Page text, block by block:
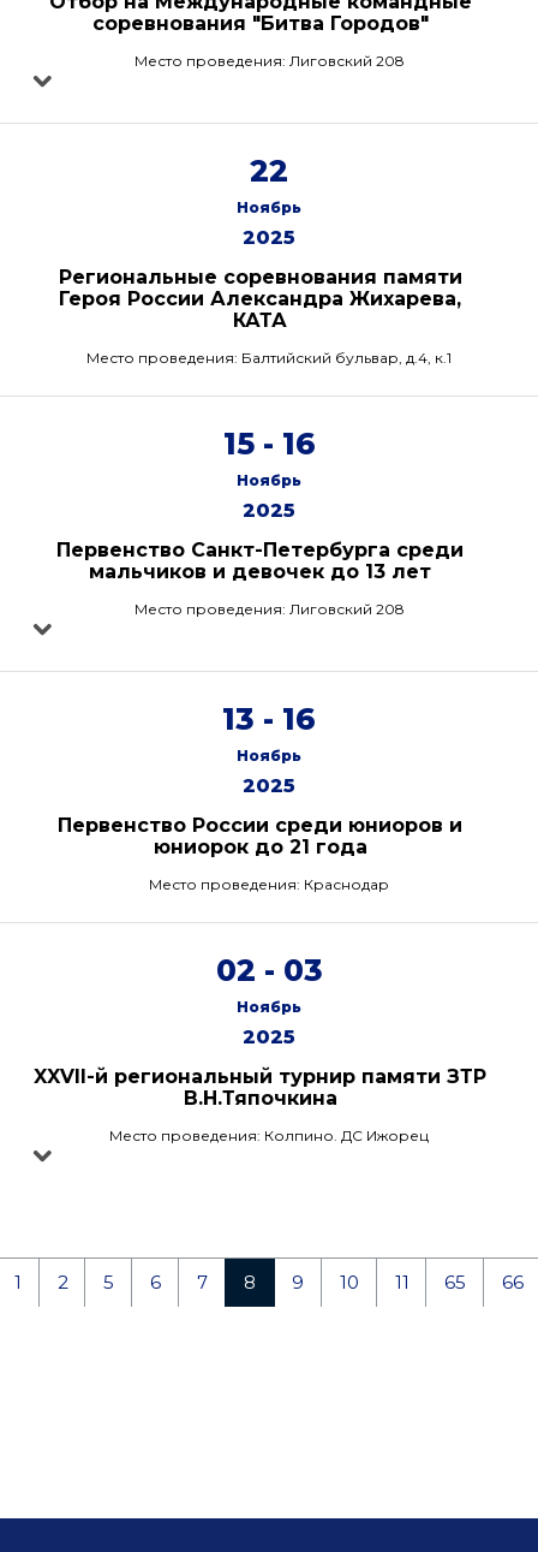
соревнования "Битва Городов"
Место проведения: Лиговский 208
22
Ноябрь
2025
Региональные соревнования памяти
Героя России Александра Жихарева,
КАТА
Место проведения: Балтийский бульвар, д.4, к.1
15 - 16
Ноябрь
2025
Первенство Санкт-Петербурга среди
мальчиков и девочек до 13 лет
Место проведения: Лиговский 208
13 - 16
Ноябрь
2025
Первенство России среди юниоров и
юниорок до 21 года
Место проведения: Краснодар
02 - 03
Ноябрь
2025
XXVII-й региональный турнир памяти ЗТР
В.Н.Тяпочкина
Место проведения: Колпино. ДС Ижорец
1 2 5 6 7 8 9 10 11 65 66